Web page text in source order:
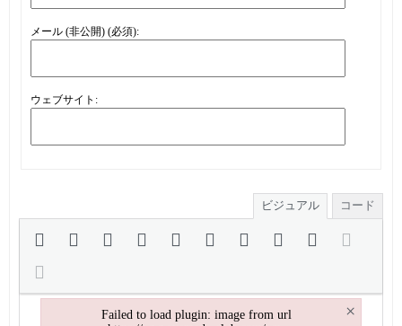
メール (非公開) (必須):
ウェブサイト:
ビジュアル コード
Failed to load plugin: image from url
×